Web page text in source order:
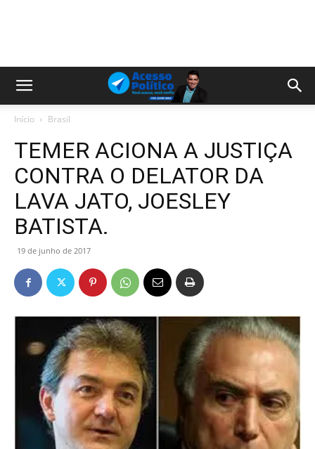
Início Brasil
TEMER ACIONA A JUSTIÇA
CONTRA O DELATOR DA
LAVA JATO, JOESLEY
BATISTA.
19 de junho de 2017